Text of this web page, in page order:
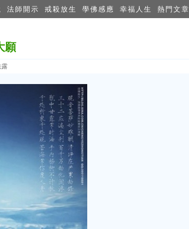
法師開示 戒殺放生 學佛感應 幸福人生 熱門文章
願
露